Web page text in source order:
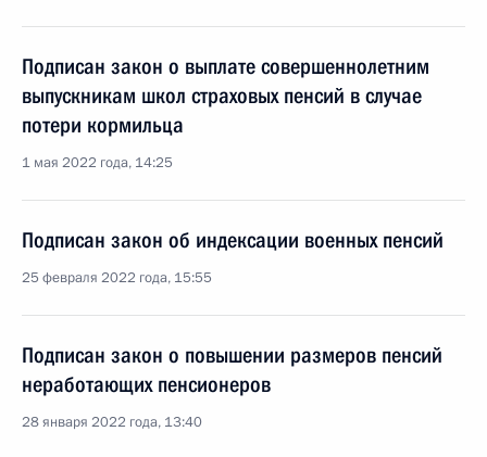
Подписан закон о выплате совершеннолетним
выпускникам школ страховых пенсий в случае
потери кормильца
1 мая 2022 года, 14:25
Подписан закон об индексации военных пенсий
25 февраля 2022 года, 15:55
Подписан закон о повышении размеров пенсий
неработающих пенсионеров
28 января 2022 года, 13:40